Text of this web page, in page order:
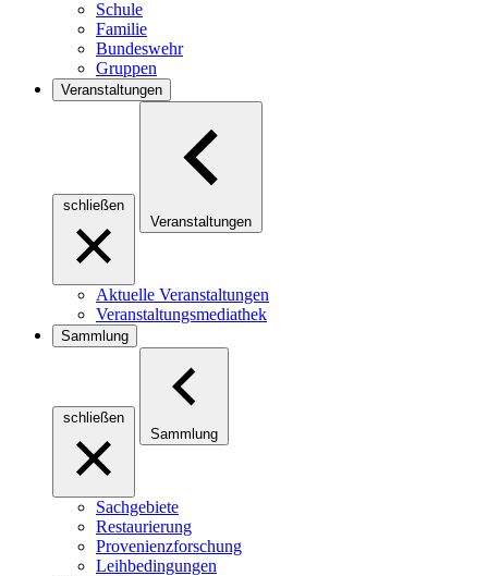
Schule
Familie
Bundeswehr
Gruppen
Veranstaltungen
schließen
Veranstaltungen
Aktuelle Veranstaltungen
Veranstaltungsmediathek
Sammlung
schließen
Sammlung
Sachgebiete
Restaurierung
Provenienzforschung
Leihbedingungen